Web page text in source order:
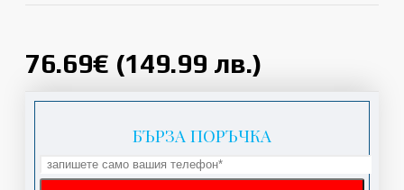
76.69€ (149.99 лв.)
БЪРЗА ПОРЪЧКА